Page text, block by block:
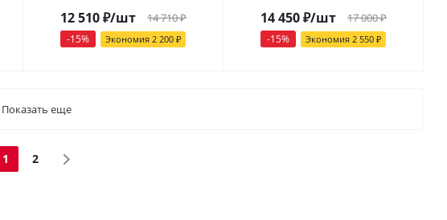
12 510₽/шт 14 710₽
-15% Экономия 2 200 ₽
14 450₽/шт 17 000₽
-15% Экономия 2 550 ₽
Показать еще
1 2